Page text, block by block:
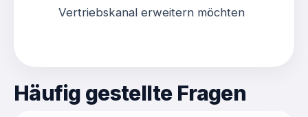
Vertriebskanal erweitern möchten
Häufig gestellte Fragen